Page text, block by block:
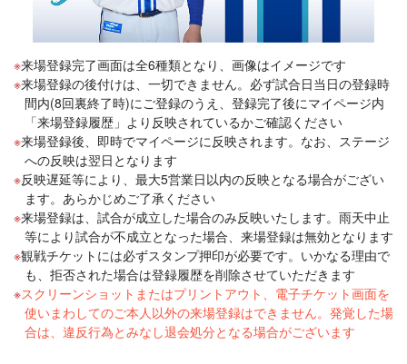
来場登録完了画面は全6種類となり、画像はイメージです
来場登録の後付けは、一切できません。必ず試合日当日の登録時
間内(8回裏終了時)にご登録のうえ、登録完了後にマイページ内
「来場登録履歴」より反映されているかご確認ください
来場登録後、即時でマイページに反映されます。なお、ステージ
への反映は翌日となります
反映遅延等により、最大5営業日以内の反映となる場合がござい
ます。あらかじめご了承ください
来場登録は、試合が成立した場合のみ反映いたします。雨天中止
等により試合が不成立となった場合、来場登録は無効となります
観戦チケットには必ずスタンプ押印が必要です。いかなる理由で
も、拒否された場合は登録履歴を削除させていただきます
スクリーンショットまたはプリントアウト、電子チケット画面を
使いまわしてのご本人以外の来場登録はできません。発覚した場
合は、違反行為とみなし退会処分となる場合がございます